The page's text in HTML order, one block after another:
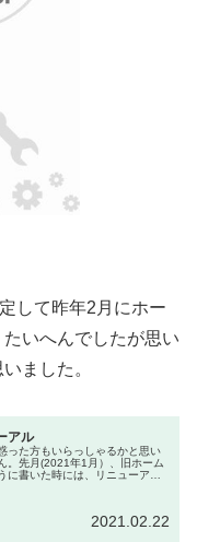
して昨年2月にホー
いへんでしたが思い
ました。
アル
った方もいらっしゃるかと思い
。先月(2021年1月）、旧ホーム
に書いた時には、リニューアル
2021.02.22